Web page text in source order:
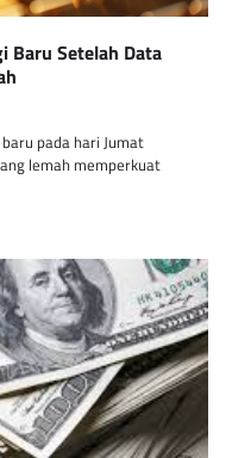
Baru Setelah Data
pada hari Jumat
lemah memperkuat